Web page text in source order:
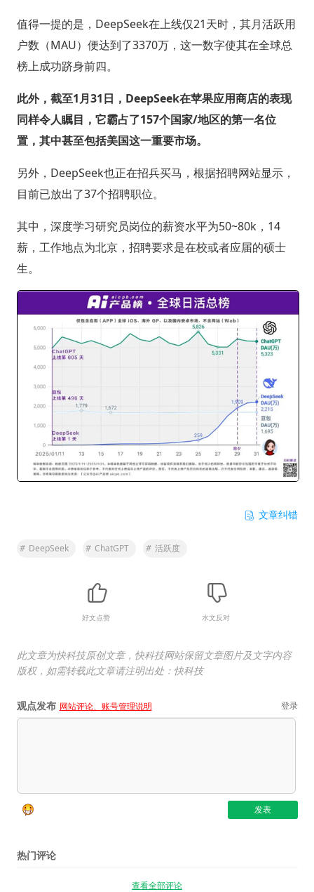
值得一提的是，DeepSeek在上线仅21天时，其月活跃用
户数（MAU）便达到了3370万，这一数字使其在全球总
榜上成功跻身前四。
此外，截至1月31日，DeepSeek在苹果应用商店的表现
同样令人瞩目，它霸占了157个国家/地区的第一名位
置，其中甚至包括美国这一重要市场。
另外，DeepSeek也正在招兵买马，根据招聘网站显示，
目前已放出了37个招聘职位。
其中，深度学习研究员岗位的薪资水平为50~80k，14
薪，工作地点为北京，招聘要求是在校或者应届的硕士
生。
文章纠错
# DeepSeek # ChatGPT # 活跃度
好文点赞 水文反对
此文章为快科技原创文章，快科技网站保留文章图片及文字内容
版权，如需转载此文章请注明出处：快科技
观点发布 网站评论、账号管理说明 登录
热门评论
查看全部评论